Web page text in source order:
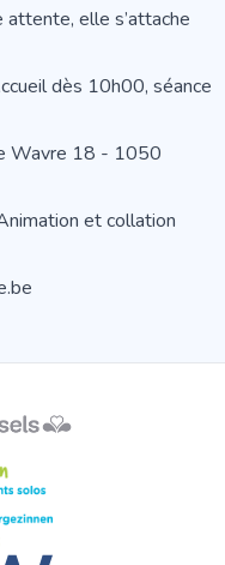
elle s’attache
dès 10h00, séance
Wavre 18 - 1050
et collation